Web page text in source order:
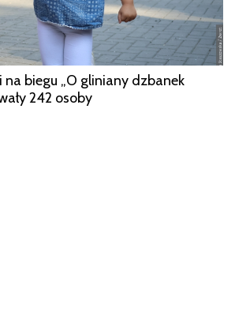
na biegu „O gliniany dzbanek
242 osoby